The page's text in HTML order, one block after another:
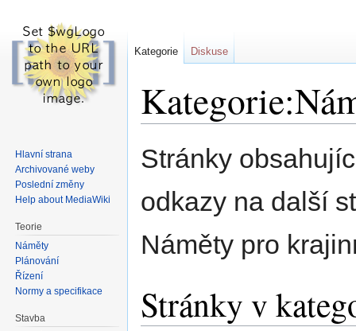
na
na
Stránky
odkazy na další
Náměty pro
Stránky v
Kategorie Diskuse
Hlavní strana
Archivované weby
Poslední změny
Help about MediaWiki
Teorie
Náměty
Plánování
Řízení
Normy a specifikace
Stavba